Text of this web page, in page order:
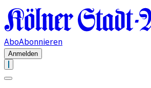
AboAbonnieren
Anmelden